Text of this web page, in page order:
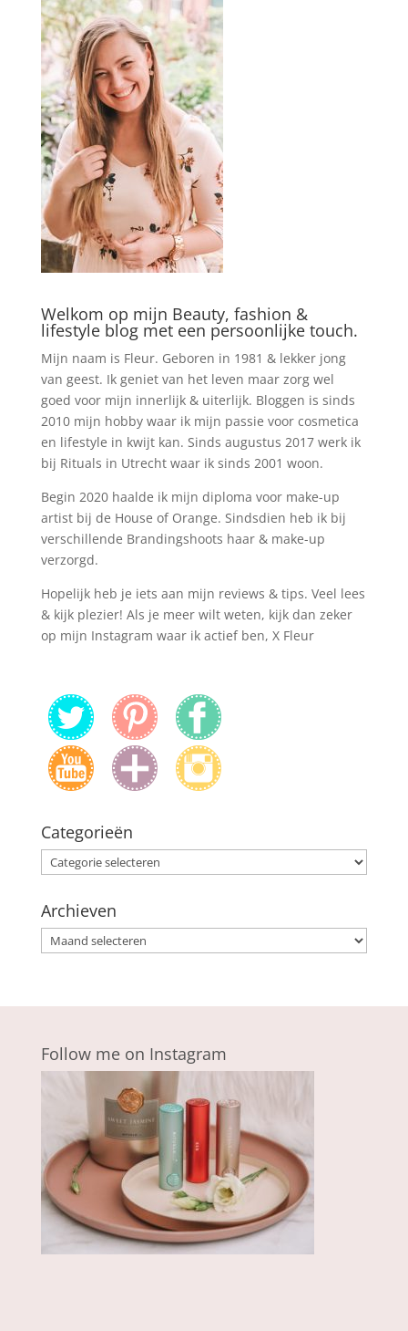
Welkom op mijn Beauty, fashion &
lifestyle blog met een persoonlijke touch.
Mijn naam is Fleur. Geboren in 1981 & lekker jong
van geest. Ik geniet van het leven maar zorg wel
goed voor mijn innerlijk & uiterlijk. Bloggen is sinds
2010 mijn hobby waar ik mijn passie voor cosmetica
en lifestyle in kwijt kan. Sinds augustus 2017 werk ik
bij Rituals in Utrecht waar ik sinds 2001 woon.
Begin 2020 haalde ik mijn diploma voor make-up
artist bij de House of Orange. Sindsdien heb ik bij
verschillende Brandingshoots haar & make-up
verzorgd.
Hopelijk heb je iets aan mijn reviews & tips. Veel lees
& kijk plezier! Als je meer wilt weten, kijk dan zeker
op mijn Instagram waar ik actief ben, X Fleur
Categorieën
Categorieën
Archieven
Archieven
Follow me on Instagram